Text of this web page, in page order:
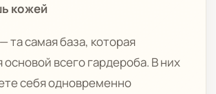
кожей
та самая база, которая
основой всего гардероба. В них
себя одновременно